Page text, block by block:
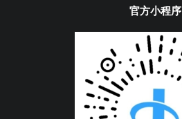
官方小程序